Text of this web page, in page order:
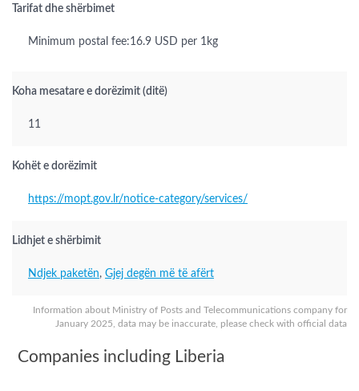
Information about Ministry of Posts and Telecommunications company for
January 2025, data may be inaccurate, please check with official data
Tarifat dhe shërbimet
Minimum postal fee:16.9 USD per 1kg
Koha mesatare e dorëzimit (ditë)
11
Kohët e dorëzimit
https://mopt.gov.lr/notice-category/services/
Lidhjet e shërbimit
Ndjek paketën, Gjej degën më të afërt
Companies including Liberia